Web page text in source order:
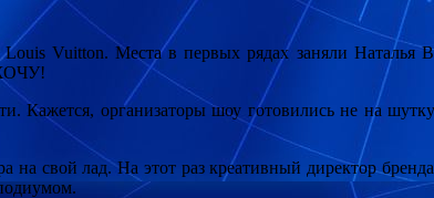
Vuitton. Места в первых рядах заняли Наталья
организаторы шоу готовились не на шутку
свой лад. На этот раз креативный директор бренда